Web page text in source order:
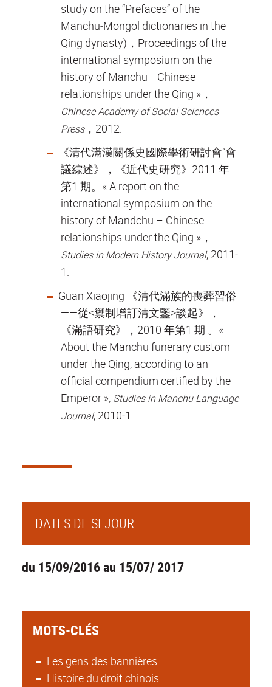
study on the “Prefaces” of the
Manchu‐Mongol dictionaries in the
Qing dynasty)，Proceedings of the
international symposium on the
history of Manchu –Chinese
relationships under the Qing »，
Chinese Academy of Social Sciences
Press，2012.
《清代滿漢關係史國際學術研討會”會
議綜述》，《近代史研究》2011 年
第1 期。« A report on the
international symposium on the
history of Mandchu – Chinese
relationships under the Qing »，
Studies in Modern History Journal, 2011‐
1.
Guan Xiaojing 《清代滿族的喪葬習俗
——從<禦制增訂清文鑒>談起》，
《滿語研究》，2010 年第1 期 。«
About the Manchu funerary custom
under the Qing, according to an
official compendium certified by the
Emperor », Studies in Manchu Language
Journal, 2010‐1.
DATES DE SEJOUR
du 15/09/2016 au 15/07/ 2017
MOTS-CLÉS
Les gens des bannières
Histoire du droit chinois